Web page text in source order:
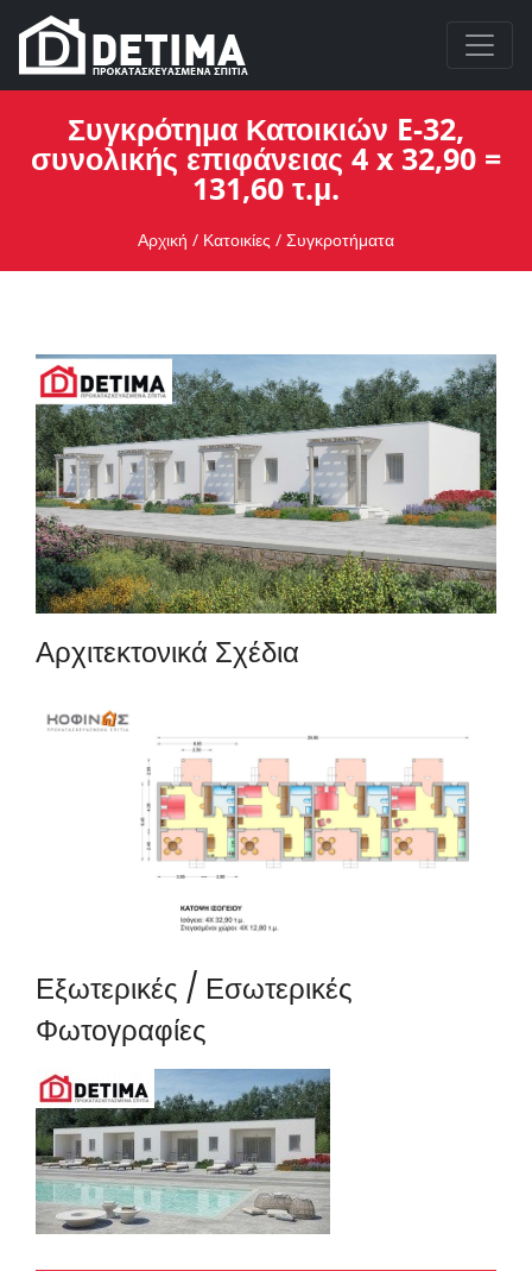
Συγκρότημα Κατοικιών E-32,
συνολικής επιφάνειας 4 x 32,90 =
131,60 τ.μ.
Αρχική / Κατοικίες / Συγκροτήματα
Αρχιτεκτονικά Σχέδια
Εξωτερικές / Εσωτερικές
Φωτογραφίες